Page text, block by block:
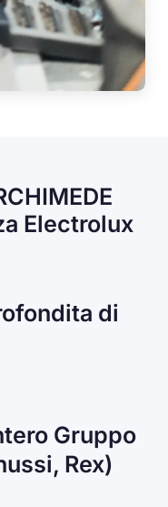
Electrolux
di
Gruppo
Rex)